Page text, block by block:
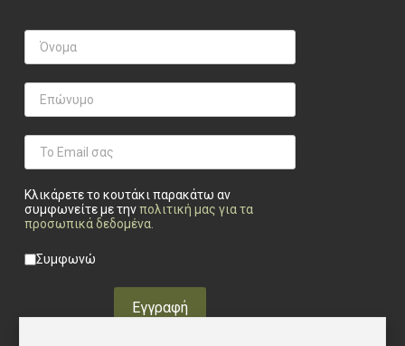
Κλικάρετε το κουτάκι παρακάτω αν
συμφωνείτε με τηνπολιτική μας για τα
προσωπικά δεδομένα.
Privacy checkbox
Συμφωνώ
Εγγραφή